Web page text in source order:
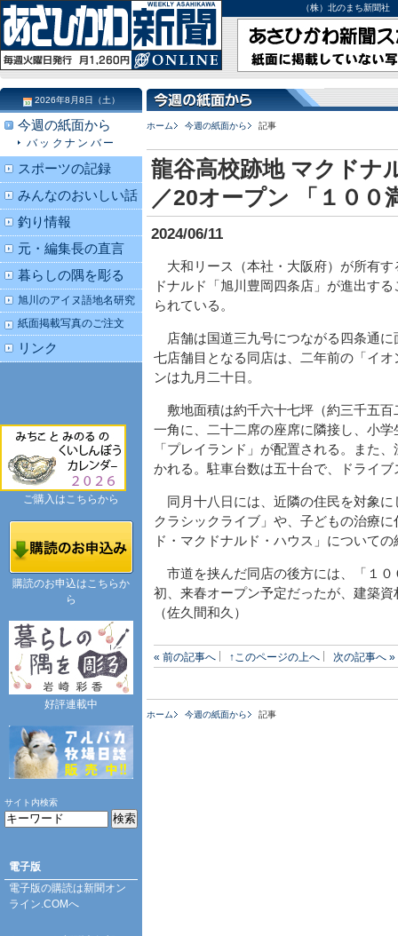
（株）北のまち新聞
ホーム 今週の紙面から 記事
龍谷高校跡地 マクドナ
／20オープン 「１００
2024/06/11
大和リース（本社・大阪府）が所有す
ドナルド「旭川豊岡四条店」が進出す
られている。
店舗は国道三九号につながる四条通に
七店舗目となる同店は、二年前の「イ
ンは九月二十日。
敷地面積は約千六十七坪（約三千五百
一角に、二十二席の座席に隣接し、小
「プレイランド」が配置される。また
かれる。駐車台数は五十台で、ドライブ
同月十八日には、近隣の住民を対象に
クラシックライブ」や、子どもの治療
ド・マクドナルド・ハウス」について
市道を挟んだ同店の後方には、「１０
初、来春オープン予定だったが、建築
（佐久間和久）
« 前の記事へ ↑このページの上へ 次の記事へ »
ホーム 今週の紙面から 記事
2026年8月8日（土）
今週の紙面から
バックナンバー
スポーツの記録
みんなのおいしい話
釣り情報
元・編集長の直言
暮らしの隅を彫る
旭川のアイヌ語地名研究
紙面掲載写真のご注文
リンク
ご購入はこちらから
購読のお申込はこちらか
ら
好評連載中
サイト内検索
電子版
電子版の購読は新聞オン
ライン.COMへ